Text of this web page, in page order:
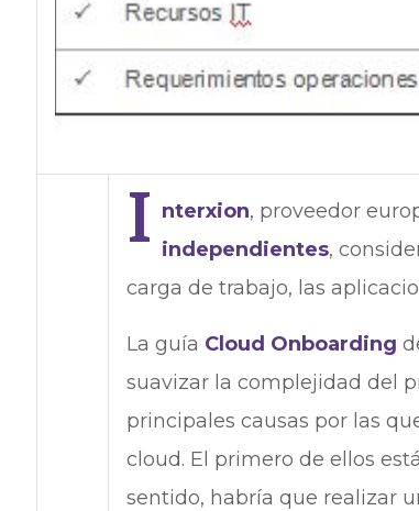
I nterxion, proveedor
independientes,
carga de trabajo, las
La guía Cloud Onboarding
suavizar la complejidad del
principales causas por las
cloud. El primero de ellos
sentido, habría que realizar